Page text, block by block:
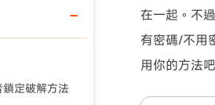
定破解方法
在一起。不
有密碼/不用
用你的方法